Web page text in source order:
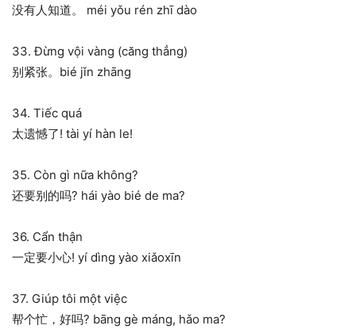
没有人知道。 méi yǒu rén zhī dào
33. Đừng vội vàng (căng thẳng)
别紧张。bié jǐn zhāng
34. Tiếc quá
太遗憾了! tài yí hàn le!
35. Còn gì nữa không?
还要别的吗? hái yào bié de ma?
36. Cẩn thận
一定要小心! yí dìng yào xiǎoxīn
37. Giúp tôi một việc
帮个忙，好吗? bāng gè máng, hǎo ma?